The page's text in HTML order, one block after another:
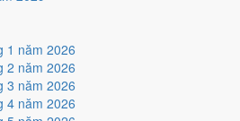
1 năm 2026
2 năm 2026
3 năm 2026
4 năm 2026
nay ở
Hoàng Đạo
mới
hôm nay ở